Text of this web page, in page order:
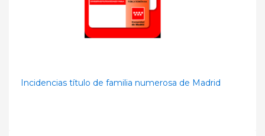
Incidencias título de familia numerosa de Madrid